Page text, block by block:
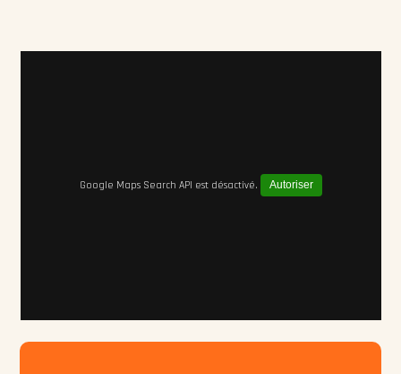
Google Maps Search API est désactivé. Autoriser